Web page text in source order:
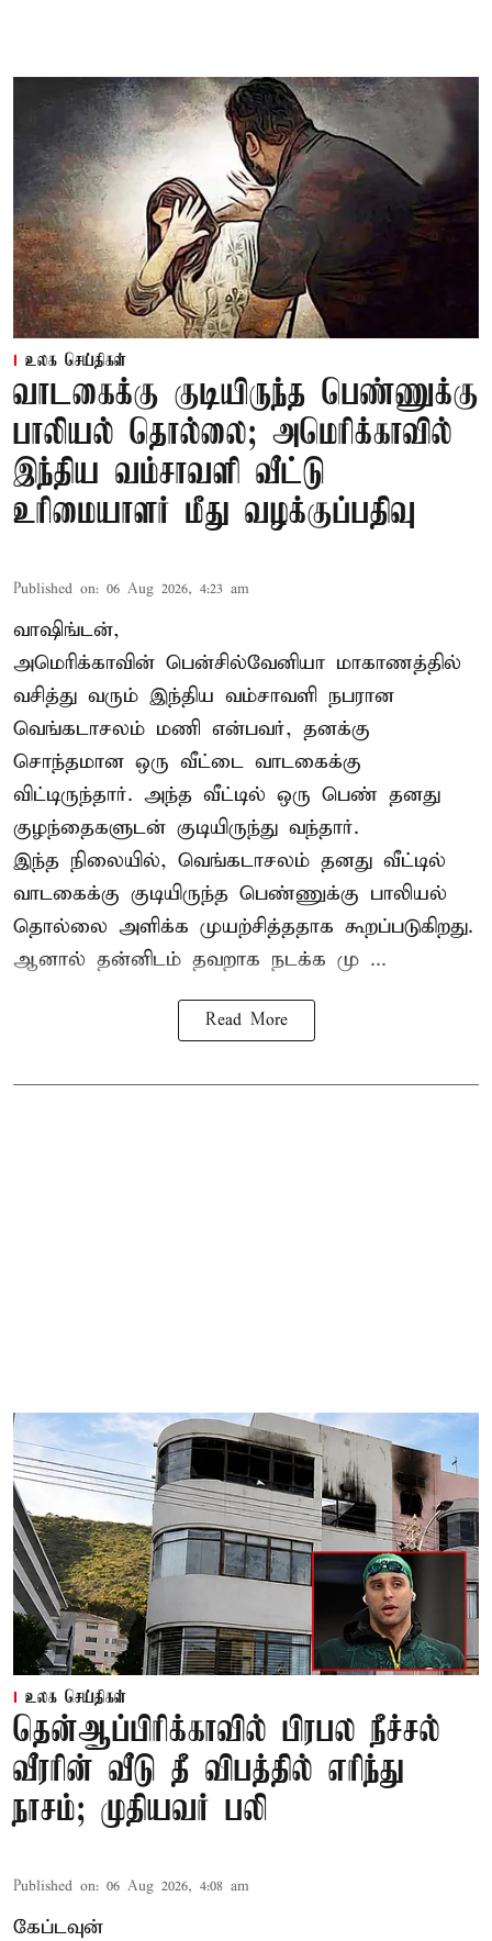
உலக செய்திகள்
வாடகைக்கு குடியிருந்த பெண்ணுக்கு
பாலியல் தொல்லை; அமெரிக்காவில்
இந்திய வம்சாவளி வீட்டு
உரிமையாளர் மீது வழக்குப்பதிவு
Published on: 06 Aug 2026, 4:23 am
வாஷிங்டன்,
அமெரிக்காவின் பென்சில்வேனியா மாகாணத்தில்
வசித்து வரும் இந்திய வம்சாவளி நபரான
வெங்கடாசலம் மணி என்பவர், தனக்கு
சொந்தமான ஒரு வீட்டை வாடகைக்கு
விட்டிருந்தார். அந்த வீட்டில் ஒரு பெண் தனது
குழந்தைகளுடன் குடியிருந்து வந்தார்.
இந்த நிலையில், வெங்கடாசலம் தனது வீட்டில்
வாடகைக்கு குடியிருந்த பெண்ணுக்கு பாலியல்
தொல்லை அளிக்க முயற்சித்ததாக கூறப்படுகிறது.
ஆனால் தன்னிடம் தவறாக நடக்க மு ...
Read More
உலக செய்திகள்
தென்ஆப்பிரிக்காவில் பிரபல நீச்சல்
வீரரின் வீடு தீ விபத்தில் எரிந்து
நாசம்; முதியவர் பலி
Published on: 06 Aug 2026, 4:08 am
கேப்டவுன்